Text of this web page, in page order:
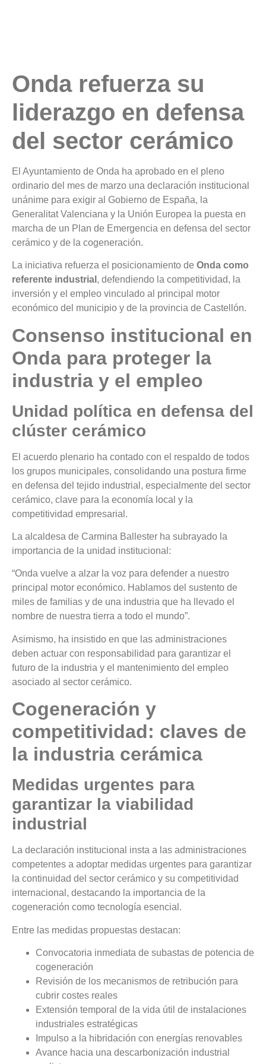
Onda refuerza su
liderazgo en defensa
del sector cerámico
El Ayuntamiento de Onda ha aprobado en el pleno
ordinario del mes de marzo una declaración institucional
unánime para exigir al Gobierno de España, la
Generalitat Valenciana y la Unión Europea la puesta en
marcha de un Plan de Emergencia en defensa del sector
cerámico y de la cogeneración.
La iniciativa refuerza el posicionamiento de Onda como
referente industrial , defendiendo la competitividad, la
inversión y el empleo vinculado al principal motor
económico del municipio y de la provincia de Castellón.
Consenso institucional en
Onda para proteger la
industria y el empleo
Unidad política en defensa del
clúster cerámico
El acuerdo plenario ha contado con el respaldo de todos
los grupos municipales, consolidando una postura firme
en defensa del tejido industrial, especialmente del sector
cerámico, clave para la economía local y la
competitividad empresarial.
La alcaldesa de Carmina Ballester ha subrayado la
importancia de la unidad institucional:
“Onda vuelve a alzar la voz para defender a nuestro
principal motor económico. Hablamos del sustento de
miles de familias y de una industria que ha llevado el
nombre de nuestra tierra a todo el mundo”.
Asimismo, ha insistido en que las administraciones
deben actuar con responsabilidad para garantizar el
futuro de la industria y el mantenimiento del empleo
asociado al sector cerámico.
Cogeneración y
competitividad: claves de
la industria cerámica
Medidas urgentes para
garantizar la viabilidad
industrial
La declaración institucional insta a las administraciones
competentes a adoptar medidas urgentes para garantizar
la continuidad del sector cerámico y su competitividad
internacional, destacando la importancia de la
cogeneración como tecnología esencial.
Entre las medidas propuestas destacan:
Convocatoria inmediata de subastas de potencia de
cogeneración
Revisión de los mecanismos de retribución para
cubrir costes reales
Extensión temporal de la vida útil de instalaciones
industriales estratégicas
Impulso a la hibridación con energías renovables
Avance hacia una descarbonización industrial